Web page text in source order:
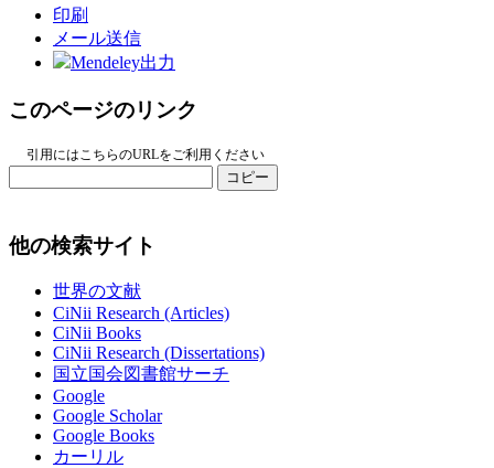
印刷
メール送信
Mendeley出力
このページのリンク
引用にはこちらのURLをご利用ください
コピー
他の検索サイト
世界の文献
CiNii Research (Articles)
CiNii Books
CiNii Research (Dissertations)
国立国会図書館サーチ
Google
Google Scholar
Google Books
カーリル